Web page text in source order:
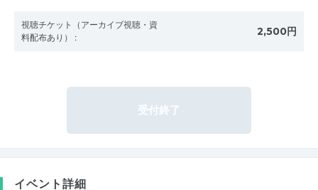
視聴チケット（アーカイブ視聴・資
料配布あり） : 2,500円
受付終了
イベント詳細